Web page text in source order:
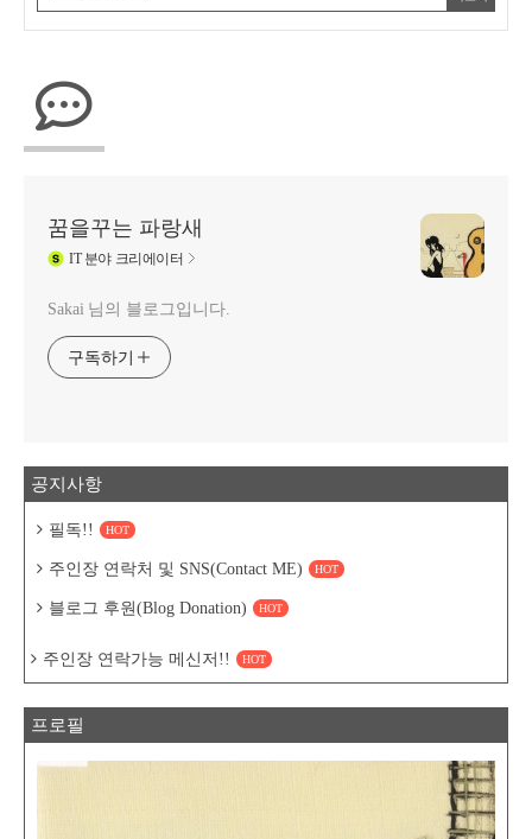
꿈을꾸는 파랑새
IT분야 크리에이터
Sakai 님의 블로그입니다.
구독하기
공지사항
필독!! HOT
주인장 연락처 및 SNS(Contact ME) HOT
블로그 후원(Blog Donation) HOT
주인장 연락가능 메신저!! HOT
프로필